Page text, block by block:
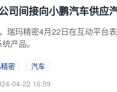
司间接向小鹏汽车供应
瑞玛精密4月22日在互动平台
产品。
密
汽车
04-22 16:59